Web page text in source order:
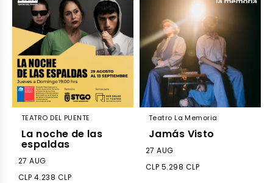
TEATRO DEL PUENTE
La noche de las
espaldas
27 AUG
CLP 4.238 CLP
Teatro La Memoria
Jamás Visto
27 AUG
CLP 5.298 CLP